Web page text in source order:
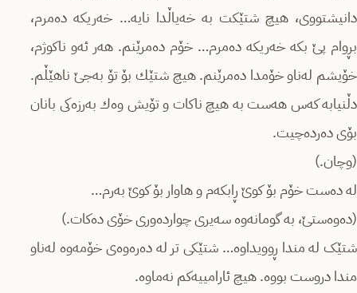
دانیشتووی، هیچ شتێكت بە خەیاڵدا نایە… خەریکە دەمرم،
بڕوام پێ بکه‌ خەریکە دەمرم… خۆم دەمرێنم. هەر ئەو ناکوژم،
خۆیشم لەناو خۆمدا دەمرێنم. هیچ شتێك بۆ تۆ بەجێ ناهێڵم.
دڵنیابە کەس هەست بە هیچ ناکات و تۆیش وەك به‌رزه‌کی بانان
بۆی دەردەچیت.
(وچان.)
لە دەست خۆم بۆ کوێ ڕابکەم و هاوار بۆ کوێ بەرم…
(دەوەستێ، بە گومانەوە سەیری چواردەوری خۆی دەکات.)
شتێک لە مندا ڕوویداوە… شتێکی تر لە دەرەوەی خۆمەوە لەناو
مندا دروست بووە. هیچ ئارامییەکم نەماوە.